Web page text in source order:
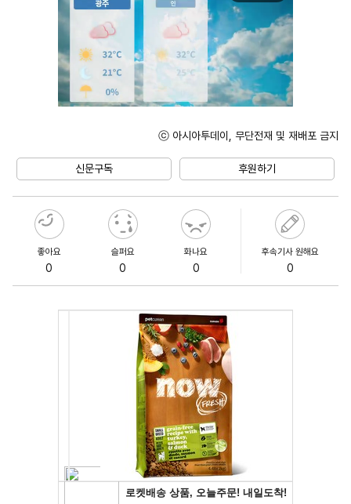
ⓒ 아시아투데이, 무단전재 및 재배포 금지
신문구독 후원하기
좋아요
0
슬퍼요
0
화나요
0
후속기사 원해요
0